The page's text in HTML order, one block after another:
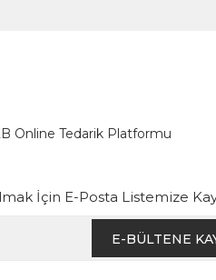
Online Tedarik Platformu
İçin E-Posta Listemize
E-BÜLTENE